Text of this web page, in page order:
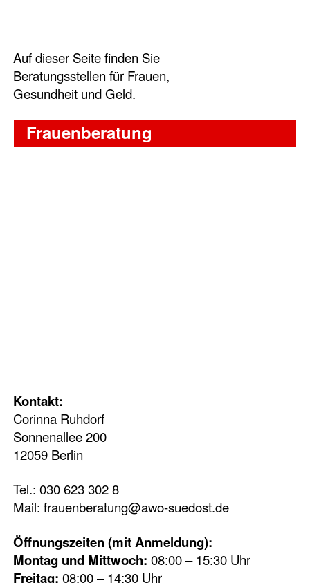
Auf dieser Seite finden Sie
Beratungsstellen für Frauen,
Gesundheit und Geld.
Frauenberatung
Kontakt:
Corinna Ruhdorf
Sonnenallee 200
12059 Berlin
Tel.: 030 623 302 8
Mail: frauenberatung@awo-suedost.de
Öffnungszeiten (mit Anmeldung):
Montag und Mittwoch: 08:00 – 15:30 Uhr
Freitag: 08:00 – 14:30 Uhr